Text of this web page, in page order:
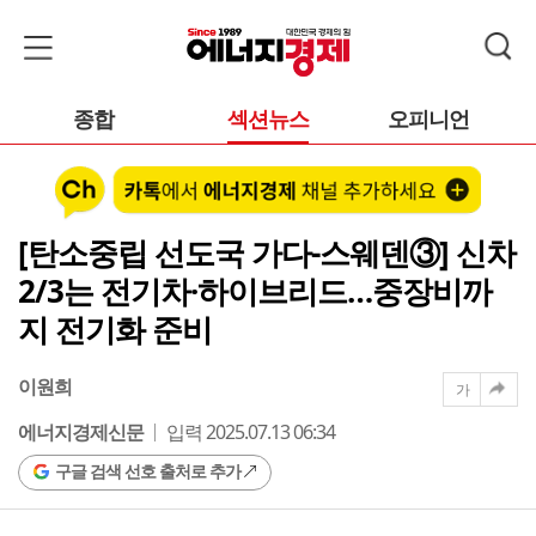
종합 섹션뉴스 오피니언
[탄소중립 선도국 가다-스웨덴③] 신차
2/3는 전기차·하이브리드…중장비까
지 전기화 준비
이원희
에너지경제신문
입력 2025.07.13 06:34
구글 검색 선호 출처로 추가
가